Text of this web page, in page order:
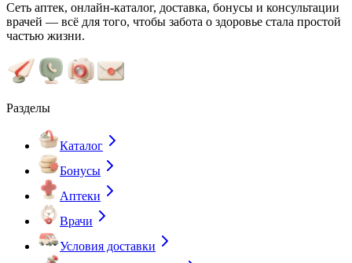
Сеть аптек, онлайн-каталог, доставка, бонусы и консультации
врачей — всё для того, чтобы забота о здоровье стала простой
частью жизни.
Разделы
Каталог
Бонусы
Аптеки
Врачи
Условия доставки